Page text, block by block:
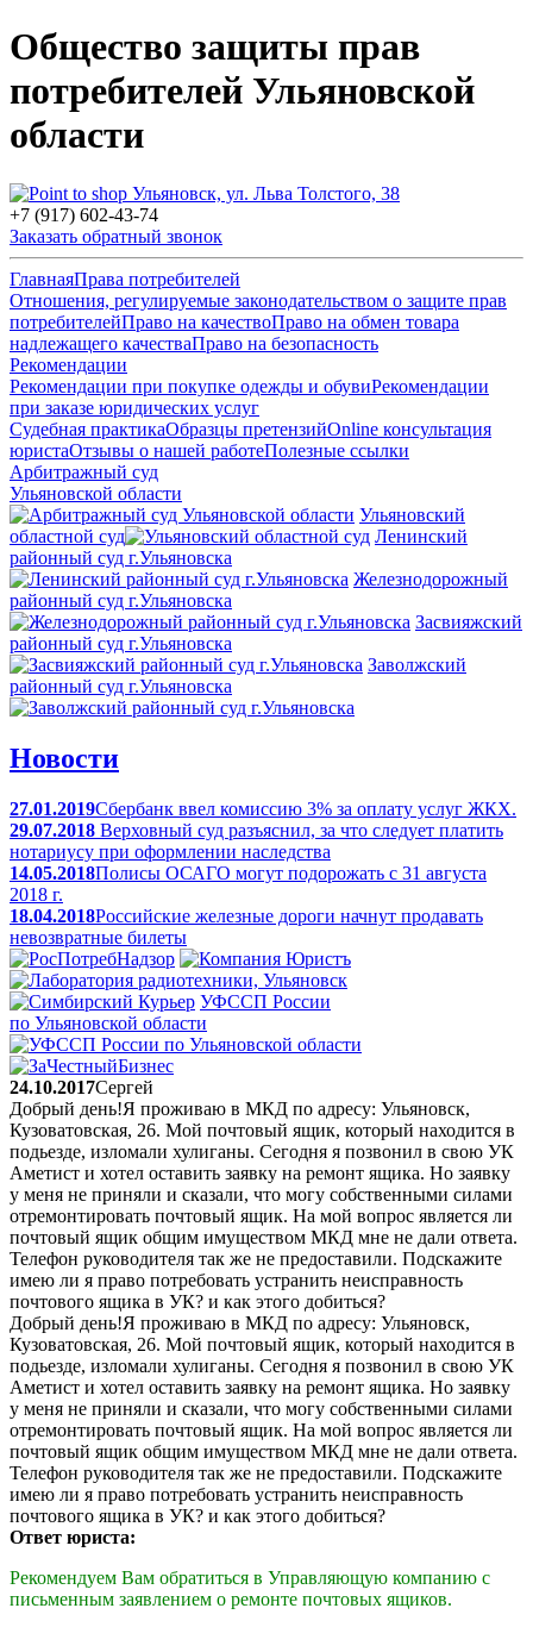
Общество защиты прав
потребителей Ульяновской
области
Ульяновск, ул. Льва Толстого, 38
+7 (917) 602-43-74
Заказать обратный звонок
ГлавнаяПрава потребителей
Отношения, регулируемые законодательством о защите прав
потребителейПраво на качествоПраво на обмен товара
надлежащего качестваПраво на безопасность
Рекомендации
Рекомендации при покупке одежды и обувиРекомендации
при заказе юридических услуг
Судебная практикаОбразцы претензийOnline консультация
юристаОтзывы о нашей работеПолезные ссылки
Арбитражный суд
Ульяновской области
Ульяновский
областной суд
Ленинский
районный суд г.Ульяновска
Железнодорожный
районный суд г.Ульяновска
Засвияжский
районный суд г.Ульяновска
Заволжский
районный суд г.Ульяновска
Новости
27.01.2019Сбербанк ввел комиссию 3% за оплату услуг ЖКХ.
29.07.2018 Верховный суд разъяснил, за что следует платить
нотариусу при оформлении наследства
14.05.2018Полисы ОСАГО могут подорожать с 31 августа
2018 г.
18.04.2018Российские железные дороги начнут продавать
невозвратные билеты
УФССП России
по Ульяновской области
24.10.2017Сергей
Добрый день!Я проживаю в МКД по адресу: Ульяновск,
Кузоватовская, 26. Мой почтовый ящик, который находится в
подьезде, изломали хулиганы. Сегодня я позвонил в свою УК
Аметист и хотел оставить заявку на ремонт ящика. Но заявку
у меня не приняли и сказали, что могу собственными силами
отремонтировать почтовый ящик. На мой вопрос является ли
почтовый ящик общим имуществом МКД мне не дали ответа.
Телефон руководителя так же не предоставили. Подскажите
имею ли я право потребовать устранить неисправность
почтового ящика в УК? и как этого добиться?
Добрый день!Я проживаю в МКД по адресу: Ульяновск,
Кузоватовская, 26. Мой почтовый ящик, который находится в
подьезде, изломали хулиганы. Сегодня я позвонил в свою УК
Аметист и хотел оставить заявку на ремонт ящика. Но заявку
у меня не приняли и сказали, что могу собственными силами
отремонтировать почтовый ящик. На мой вопрос является ли
почтовый ящик общим имуществом МКД мне не дали ответа.
Телефон руководителя так же не предоставили. Подскажите
имею ли я право потребовать устранить неисправность
почтового ящика в УК? и как этого добиться?
Ответ юриста:
Рекомендуем Вам обратиться в Управляющую компанию с
письменным заявлением о ремонте почтовых ящиков.